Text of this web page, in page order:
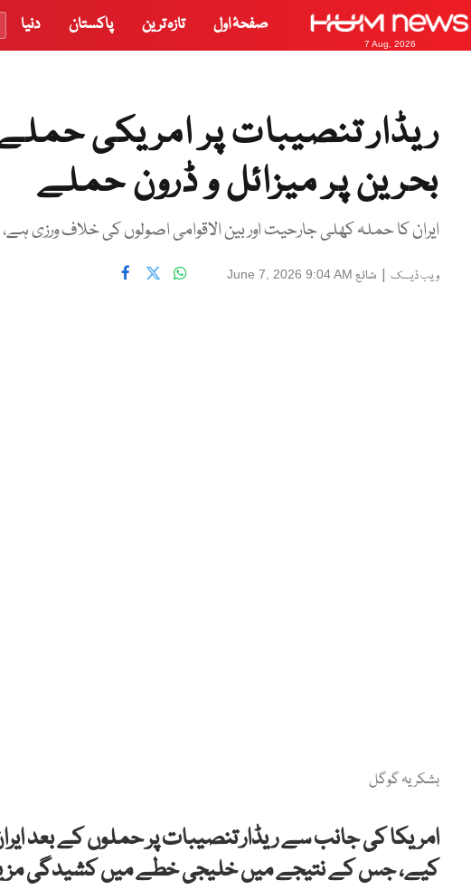
7 Aug, 2026
صفحۂ اول تازہ ترین پاکستان دنیا
ریڈار تنصیبات پر امریکی
بحرین پر میزائل و ڈرون حملے
ایران کا حملہ کھلی جارحیت اور بین الاقوامی اصولوں کی خلاف ورزی
ویب ڈیسک | شائع June 7, 2026 9:04 AM
بشکریہ گوگل
امریکا کی جانب سے ریڈار تنصیبات پر حملوں کے بعد
کیے، جس کے نتیجے میں خلیجی خطے میں کشیدگی